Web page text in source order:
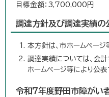
目標金額：3,700,000円
調達方針及び調達実績の
本方針は、市ホームページ
調達実績については、会
ホームページ等により公表
令和7年度野田市障がい